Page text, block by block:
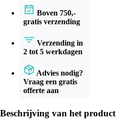
Boven 750,-
gratis verzending
Verzending in
2 tot 5 werkdagen
Advies nodig?
Vraag een gratis
offerte aan
Beschrijving van het product